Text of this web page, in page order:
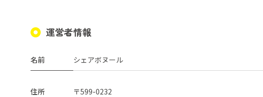
運営者情報
名前 シェアボヌール
住所
〒599-0232